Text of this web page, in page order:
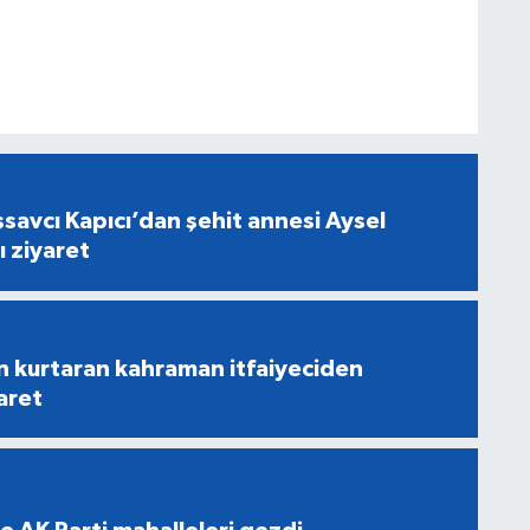
Kapıcı’dan şehit annesi Aysel
ziyaret
kurtaran kahraman itfaiyeciden